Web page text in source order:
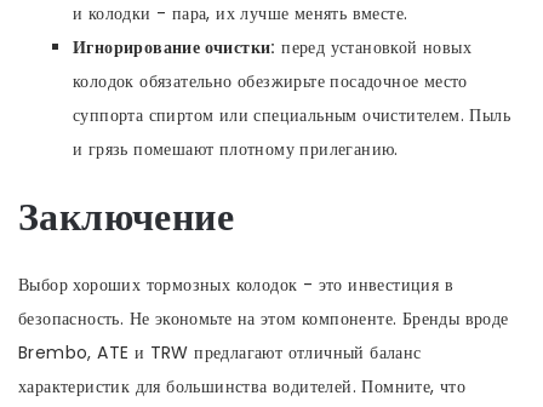
и колодки - пара, их лучше менять вместе.
Игнорирование очистки: перед установкой новых
колодок обязательно обезжирьте посадочное место
суппорта спиртом или специальным очистителем. Пыль
и грязь помешают плотному прилеганию.
Заключение
Выбор хороших тормозных колодок - это инвестиция в
безопасность. Не экономьте на этом компоненте. Бренды вроде
Brembo, ATE и TRW предлагают отличный баланс
характеристик для большинства водителей. Помните, что